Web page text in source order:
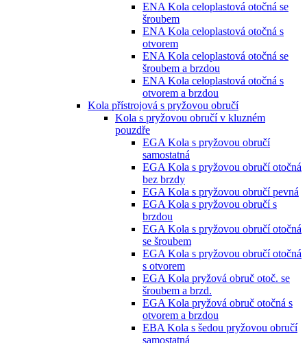
ENA Kola celoplastová otočná se
šroubem
ENA Kola celoplastová otočná s
otvorem
ENA Kola celoplastová otočná se
šroubem a brzdou
ENA Kola celoplastová otočná s
otvorem a brzdou
Kola přístrojová s pryžovou obručí
Kola s pryžovou obručí v kluzném
pouzdře
EGA Kola s pryžovou obručí
samostatná
EGA Kola s pryžovou obručí otočná
bez brzdy
EGA Kola s pryžovou obručí pevná
EGA Kola s pryžovou obručí s
brzdou
EGA Kola s pryžovou obručí otočná
se šroubem
EGA Kola s pryžovou obručí otočná
s otvorem
EGA Kola pryžová obruč otoč. se
šroubem a brzd.
EGA Kola pryžová obruč otočná s
otvorem a brzdou
EBA Kola s šedou pryžovou obručí
samostatná